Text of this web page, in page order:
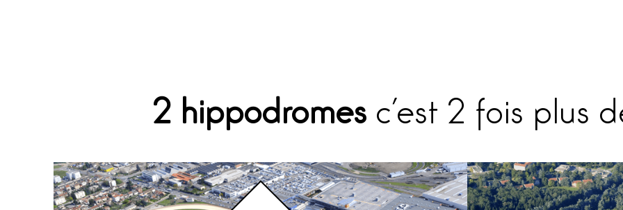
2 hippodromes c’est 2 fois plus